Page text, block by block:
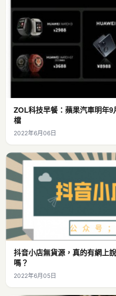
ZOL科技早餐：蘋果汽車明年
檔
2022年6月06日
抖音小店無貨源，真的有網上
嗎？
2022年6月05日